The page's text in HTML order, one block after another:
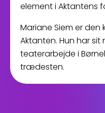
element i Aktantens
Mariane Siem er den
Aktanten. Hun har
teaterarbejde i
trædesten.